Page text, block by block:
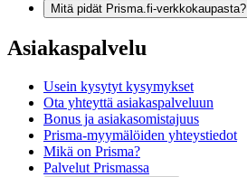
Mitä pidät Prisma.fi-verkkokaupasta?
Asiakaspalvelu
Usein kysytyt kysymykset
Ota yhteyttä asiakaspalveluun
Bonus ja asiakasomistajuus
Prisma-myymälöiden yhteystiedot
Mikä on Prisma?
Palvelut Prismassa